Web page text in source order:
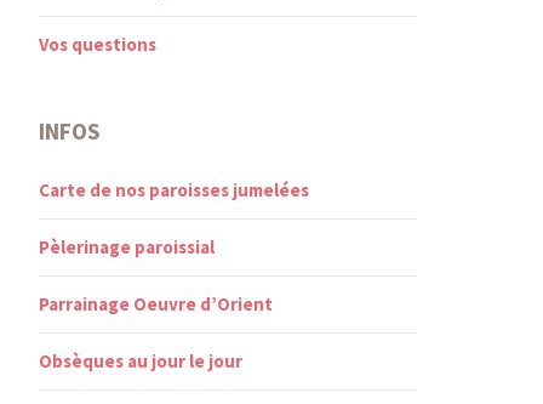
Vos questions
INFOS
Carte de nos paroisses jumelées
Pèlerinage paroissial
Parrainage Oeuvre d’Orient
Obsèques au jour le jour